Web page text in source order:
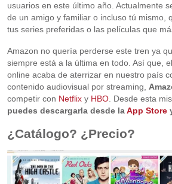
usuarios en este último año. Actualmente
de un amigo y familiar o incluso tú mismo,
tus series preferidas o las películas que
Amazon no quería perderse este tren ya
siempre está a la última en todo. Así que,
online acaba de aterrizar en nuestro país
contenido audiovisual por streaming,
competir con Netflixy HBO. Desde esta
puedes descargarla desde laApp Store
¿Catálogo? ¿Precio?